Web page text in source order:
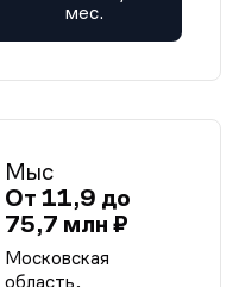
мес.
Мыс
От 11,9 до
75,7 млн ₽
Московская
область,